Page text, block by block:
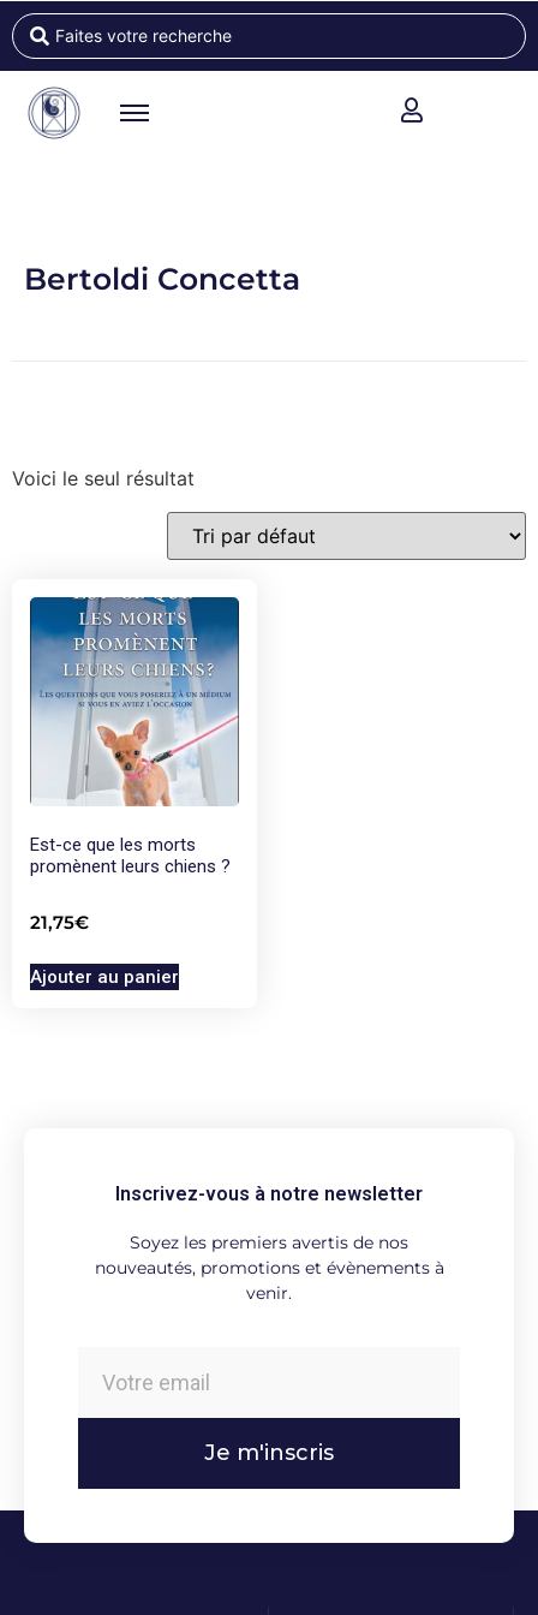
Bertoldi Concetta
Voici le seul résultat
Est-ce que les morts
promènent leurs chiens ?
21,75€
Ajouter au panier
Inscrivez-vous à notre newsletter
Soyez les premiers avertis de nos
nouveautés, promotions et évènements à
venir.
Je m'inscris